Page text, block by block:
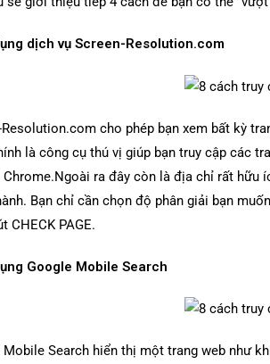
dịch vụ Screen-Resolution.com
Resolution.com cho phép bạn xem bất kỳ
là công cụ thú vị giúp bạn truy cập các
Chrome.Ngoài ra đây còn là địa chỉ rất hữu
Bạn chỉ cần chọn độ phân giải bạn
CHECK PAGE.
Google Mobile Search
Mobile Search hiển thị một trang web như